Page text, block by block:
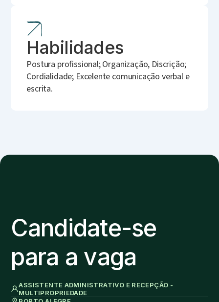
Habilidades
Postura profissional; Organização, Discrição;
Cordialidade; Excelente comunicação verbal e
escrita.
Candidate-se
para a vaga
ASSISTENTE ADMINISTRATIVO E RECEPÇÃO -
MULTIPROPRIEDADE